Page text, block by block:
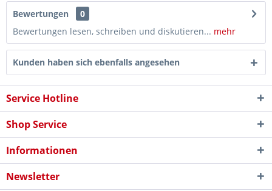
Bewertungen
0
Bewertungen lesen, schreiben und diskutieren... mehr
Kunden haben sich ebenfalls angesehen
Service Hotline
Shop Service
Informationen
Newsletter